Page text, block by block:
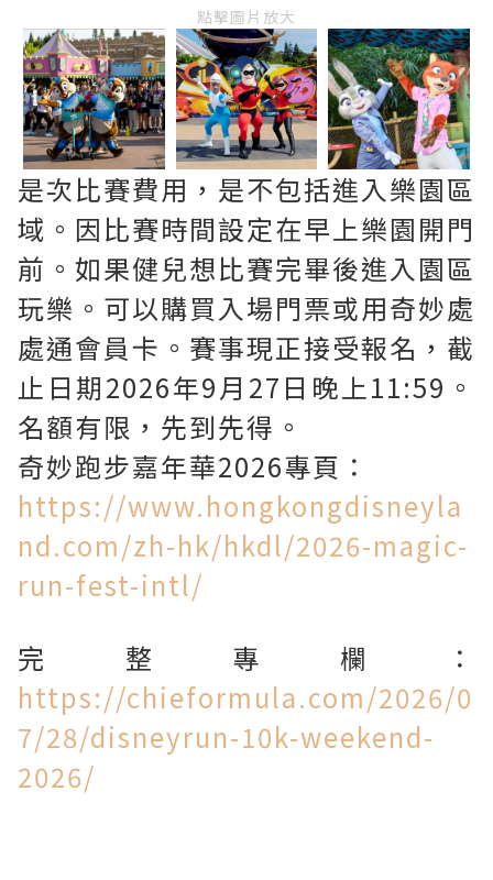
點擊圖片放大
是次比賽費用，是不包括進入樂園區
域。因比賽時間設定在早上樂園開門
前。如果健兒想比賽完畢後進入園區
玩樂。可以購買入場門票或用奇妙處
處通會員卡。賽事現正接受報名，截
止日期2026年9月27日晚上11:59。
名額有限，先到先得。
奇妙跑步嘉年華2026專頁：
https://www.hongkongdisneyla
nd.com/zh-hk/hkdl/2026-magic-
run-fest-intl/
完整專欄：
https://chieformula.com/2026/0
7/28/disneyrun-10k-weekend-
2026/